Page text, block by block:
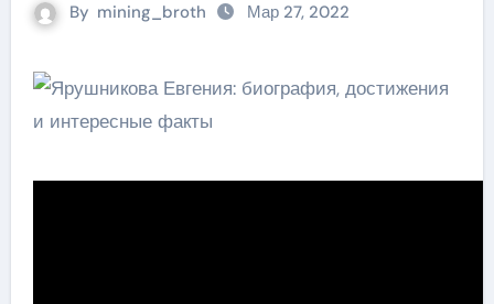
By mining_broth Мар 27, 2022